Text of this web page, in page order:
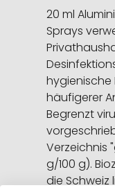
20 ml
Sprays
hygienische
häufigerer
Begrenzt
Verzeichnis
g/100 g).
die Schweiz